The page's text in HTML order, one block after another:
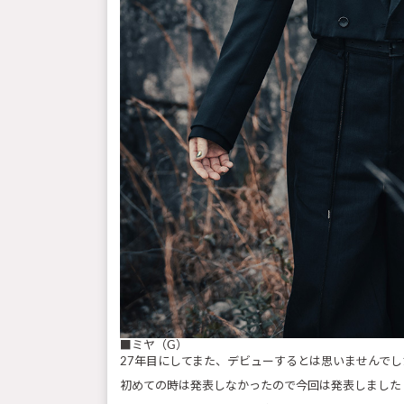
■ミヤ（G）
27年目にしてまた、デビューするとは思いませんで
初めての時は発表しなかったので今回は発表しました